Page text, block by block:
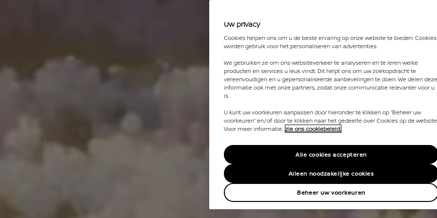
Uw privacy
Cookies helpen ons om u de beste ervaring op onze website te bieden. Cookies
worden gebruik voor het personaliseren van advertenties.
We gebruiken ze om ons websiteverkeer te analyseren en te leren welke
producten en services u leuk vindt. Dit helpt ons om uw zoekopdracht te
vereenvoudigen en u gepersonaliseerde aanbevelingen te doen. We delen deze
informatie ook met onze partners, zodat onze communicatie relevanter voor u
is.
U kunt uw voorkeuren aanpassen door hieronder te klikken op “Beheer uw
voorkeuren” en/of door te klikken naar het gedeelte over Cookies op de
Voor meer informatie, zie ons cookiebeleid.
Beheer uw voorkeuren
Alleen noodzakelijke cookies
Alle cookies accepteren